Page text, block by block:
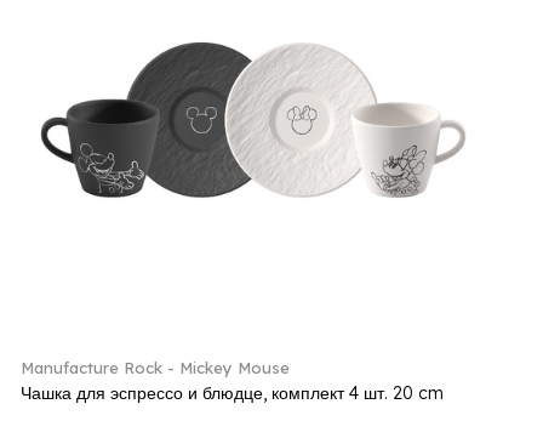
Manufacture Rock - Mickey Mouse
Чашка для эспрессо и блюдце, комплект 4 шт. 20 cm